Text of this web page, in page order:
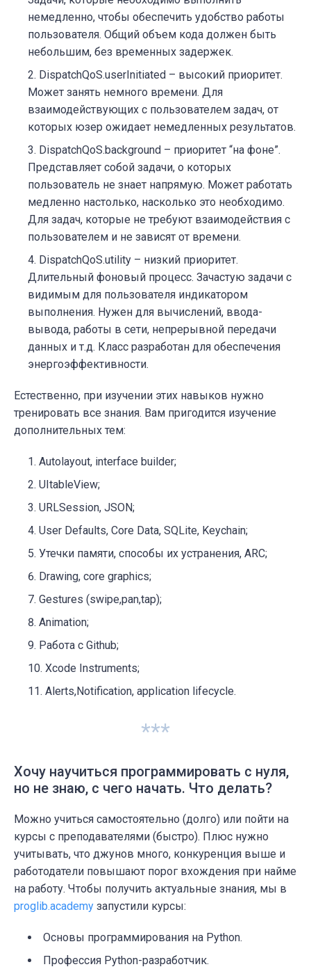
немедленно, чтобы обеспечить удобство работы
пользователя. Общий объем кода должен быть
небольшим, без временных задержек.
DispatchQoS.userInitiated – высокий приоритет.
Может занять немного времени. Для
взаимодействующих с пользователем задач, от
которых юзер ожидает немедленных результатов.
DispatchQoS.background – приоритет “на фоне”.
Представляет собой задачи, о которых
пользователь не знает напрямую. Может работать
медленно настолько, насколько это необходимо.
Для задач, которые не требуют взаимодействия с
пользователем и не зависят от времени.
DispatchQoS.utility – низкий приоритет.
Длительный фоновый процесс. Зачастую задачи с
видимым для пользователя индикатором
выполнения. Нужен для вычислений, ввода-
вывода, работы в сети, непрерывной передачи
данных и т.д. Класс разработан для обеспечения
энергоэффективности.
Естественно, при изучении этих навыков нужно
тренировать все знания. Вам пригодится изучение
дополнительных тем:
Autolayout, interface builder;
UItableView;
URLSession, JSON;
User Defaults, Core Data, SQLite, Keychain;
Утечки памяти, способы их устранения, ARC;
Drawing, core graphics;
Gestures (swipe,pan,tap);
Animation;
Работа с Github;
Xcode Instruments;
Alerts,Notification, application lifecycle.
***
Хочу научиться программировать с нуля,
но не знаю, с чего начать. Что делать?
Можно учиться самостоятельно (долго) или пойти на
курсы с преподавателями (быстро). Плюс нужно
учитывать, что джунов много, конкуренция выше и
работодатели повышают порог вхождения при найме
на работу. Чтобы получить актуальные знания, мы в
proglib.academy запустили курсы:
Основы программирования на Python.
Профессия Python-разработчик.